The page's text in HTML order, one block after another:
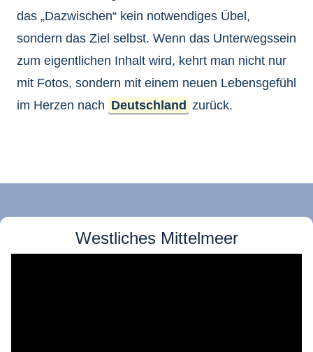
das „Dazwischen“ kein notwendiges Übel,
sondern das Ziel selbst. Wenn das Unterwegssein
zum eigentlichen Inhalt wird, kehrt man nicht nur
mit Fotos, sondern mit einem neuen Lebensgefühl
im Herzen nach Deutschland zurück.
Westliches Mittelmeer